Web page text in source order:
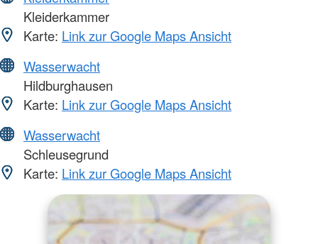
Kleiderkammer
Karte: Link zur Google Maps Ansicht
Wasserwacht
Hildburghausen
Karte: Link zur Google Maps Ansicht
Wasserwacht
Schleusegrund
Karte: Link zur Google Maps Ansicht